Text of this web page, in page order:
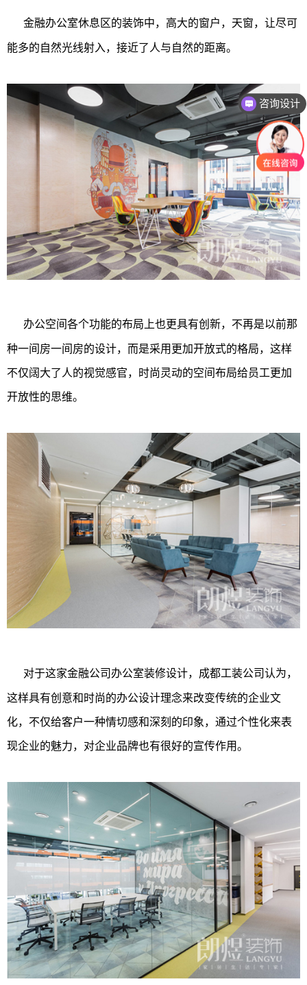
金融办公室休息区的装饰中，高大的窗户，天窗，让尽可
能多的自然光线射入，接近了人与自然的距离。
办公空间各个功能的布局上也更具有创新，不再是以前那
种一间房一间房的设计，而是采用更加开放式的格局，这样
不仅阔大了人的视觉感官，时尚灵动的空间布局给员工更加
开放性的思维。
对于这家金融公司办公室装修设计，成都工装公司认为，
这样具有创意和时尚的办公设计理念来改变传统的企业文
化，不仅给客户一种情切感和深刻的印象，通过个性化来表
现企业的魅力，对企业品牌也有很好的宣传作用。
咨询设计